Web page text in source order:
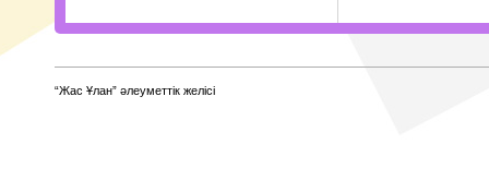
“Жас Ұлан” әлеуметтік желісі